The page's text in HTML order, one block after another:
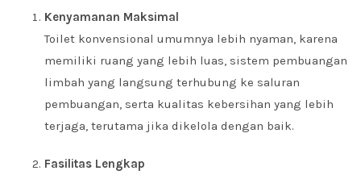
Kenyamanan Maksimal
Toilet konvensional umumnya lebih nyaman, karena
memiliki ruang yang lebih luas, sistem pembuangan
limbah yang langsung terhubung ke saluran
pembuangan, serta kualitas kebersihan yang lebih
terjaga, terutama jika dikelola dengan baik.
Fasilitas Lengkap